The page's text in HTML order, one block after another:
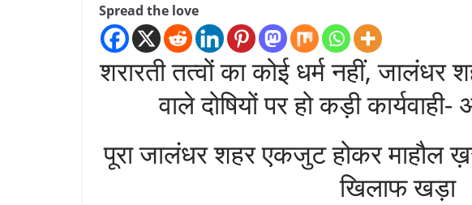
Spread the love
शरारती तत्वों का कोई धर्म नहीं, जालंधर
वाले दोषियों पर हो कड़ी
पूरा जालंधर शहर एकजुट होकर माहौल
खिलाफ खड़ा